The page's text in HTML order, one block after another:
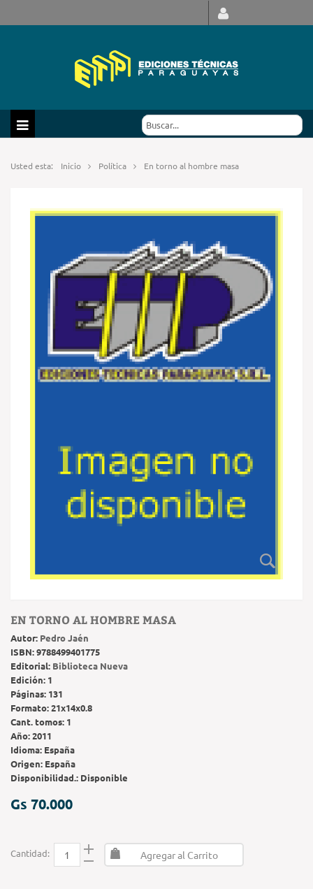
Usted esta: Inicio Política En torno al hombre masa
EN TORNO AL HOMBRE MASA
Autor: Pedro Jaén
ISBN:9788499401775
Editorial: Biblioteca Nueva
Edición: 1
Páginas: 131
Formato:21x14x0.8
Cant. tomos: 1
Año:2011
Idioma: España
Origen: España
Disponibilidad.: Disponible
Gs 70.000
Cantidad: Agregar al Carrito